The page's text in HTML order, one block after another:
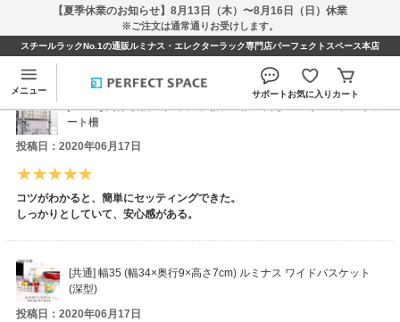
【夏季休業のお知らせ】8月13日（木）〜8月16日（日）休業
※ご注文は通常通りお受けします。
スチールラックNo.1の通販ルミナス・エレクターラック専門店パーフェクトスペース本店
メニュー サポートお気に入り カート
moonchildさんのレビュー
[25mm] 奥行/横幅46タイプ用 (幅39×設置高さ11cm) ルミナスサポ
ート柵
投稿日：2020年06月17日
コツがわかると、簡単にセッティングできた。
しっかりとしていて、安心感がある。
[共通] 幅35 (幅34×奥行9×高さ7cm) ルミナス ワイドバスケット
(深型)
投稿日：2020年06月17日